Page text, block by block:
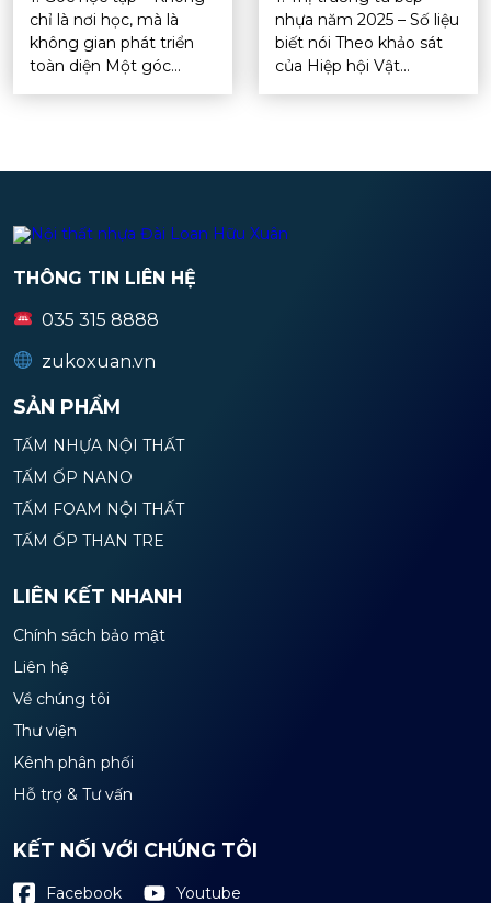
chỉ là nơi học, mà là
không gian phát triển
toàn diện Một góc...
nhựa năm 2025 – Số liệu
biết nói Theo khảo sát
của Hiệp hội Vật...
THÔNG TIN LIÊN HỆ
035 315 8888
zukoxuan.vn
SẢN PHẨM
TẤM NHỰA NỘI THẤT
TẤM ỐP NANO
TẤM FOAM NỘI THẤT
TẤM ỐP THAN TRE
LIÊN KẾT NHANH
Chính sách bảo mật
Liên hệ
Về chúng tôi
Thư viện
Kênh phân phối
Hỗ trợ & Tư vấn
KẾT NỐI VỚI CHÚNG TÔI
Facebook Youtube